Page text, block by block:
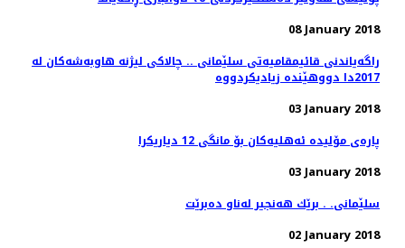
08 January 2018
راگه‌یاندنی قائیمقامیه‌تی سلێمانی .. چالاكی لیژنه‌ هاوبه‌شه‌كان له‌
03 January 2018
پاره‌ی مۆلیده‌ ئه‌هلیه‌كان بۆ مانگی 12 دیاریكرا
03 January 2018
سلێمانی. . برێك هه‌نجیر له‌ناو ده‌برێت
02 January 2018